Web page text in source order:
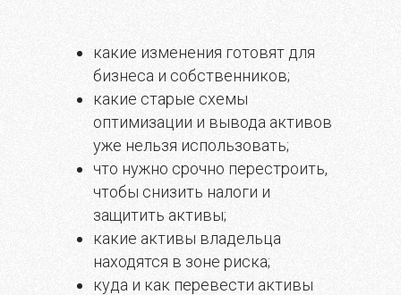
какие изменения готовят для
бизнеса и собственников;
какие старые схемы
оптимизации и вывода активов
уже нельзя использовать;
что нужно срочно перестроить,
чтобы снизить налоги и
защитить активы;
какие активы владельца
находятся в зоне риска;
куда и как перевести активы